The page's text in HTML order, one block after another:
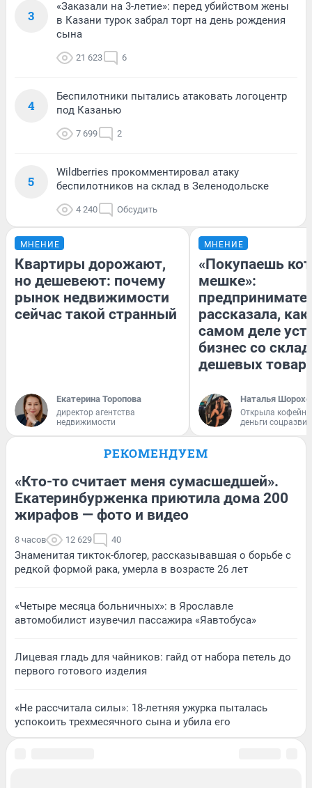
3
«Заказали на 3-летие»: перед убийством жены
в Казани турок забрал торт на день рождения
сына
21 623 6
4
Беспилотники пытались атаковать логоцентр
под Казанью
7 699 2
5
Wildberries прокомментировал атаку
беспилотников на склад в Зеленодольске
4 240 Обсудить
МНЕНИЕ
Квартиры дорожают,
но дешевеют: почему
рынок недвижимости
сейчас такой странный
Екатерина Торопова
директор агентства
недвижимости
МНЕНИЕ
«Покупаешь
мешке»:
рассказала, как
самом деле
бизнес со
дешевых
Наталья
Открыла
деньги
РЕКОМЕНДУЕМ
«Кто-то считает меня сумасшедшей».
Екатеринбурженка приютила дома 200
жирафов — фото и видео
8 часов 12 629 40
Знаменитая тикток-блогер, рассказывавшая о борьбе с
редкой формой рака, умерла в возрасте 26 лет
«Четыре месяца больничных»: в Ярославле
автомобилист изувечил пассажира «Яавтобуса»
Лицевая гладь для чайников: гайд от набора петель до
первого готового изделия
«Не рассчитала силы»: 18-летняя ужурка пыталась
успокоить трехмесячного сына и убила его